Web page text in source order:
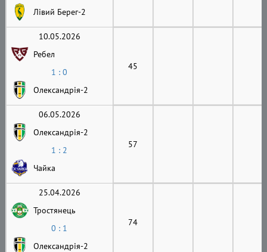
Лівий Берег-2
10.05.2026
Ребел
1 : 0
Олександрія-2
45
06.05.2026
Олександрія-2
1 : 2
Чайка
57
25.04.2026
Тростянець
0 : 1
Олександрія-2
74